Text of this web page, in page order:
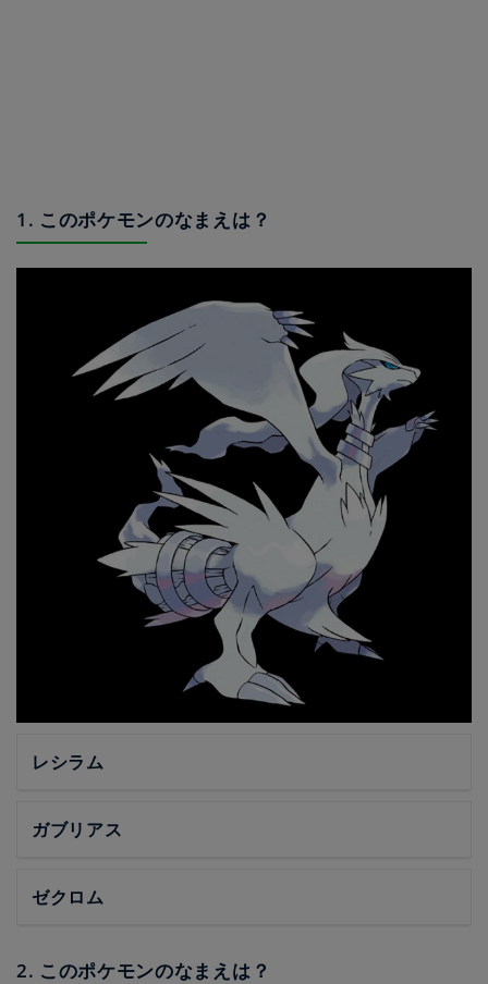
1. このポケモンのなまえは？
レシラム
ガブリアス
ゼクロム
2. このポケモンのなまえは？